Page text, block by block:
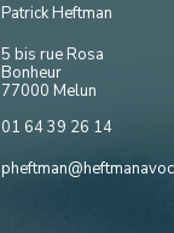
Patrick Heftman
5 bis rue Rosa
Bonheur
77000 Melun
01 64 39 26 14